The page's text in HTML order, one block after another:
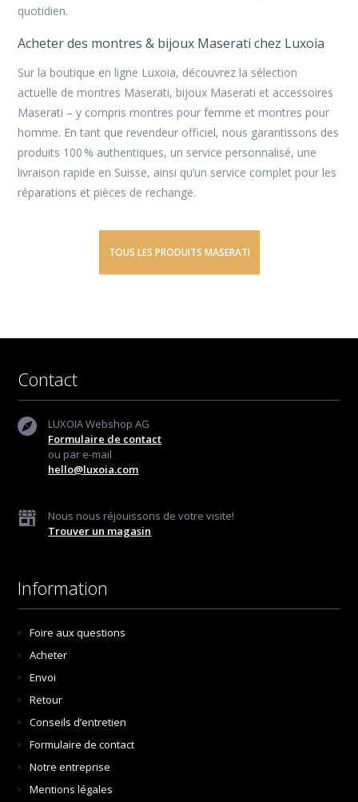
quotidien.
Acheter des montres & bijoux Maserati chez Luxoia
Sur la boutique en ligne Luxoia, découvrez la sélection
actuelle de montres Maserati, bijoux Maserati et accessoires
Maserati – y compris montres pour femme et montres pour
homme. En tant que revendeur officiel, nous garantissons des
produits 100 % authentiques, un service personnalisé, une
livraison rapide en Suisse, ainsi qu’un service complet pour les
réparations et pièces de rechange.
TOUS LES PRODUITS MASERATI
Contact
LUXOIA Webshop AG
Formulaire de contact
ou par e-mail
hello@luxoia.com
Nous nous réjouissons de votre visite!
Trouver un magasin
Information
Foire aux questions
Acheter
Envoi
Retour
Conseils d’entretien
Formulaire de contact
Notre entreprise
Mentions légales